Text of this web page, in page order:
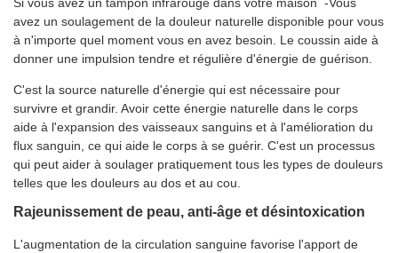
Si vous avez un tampon infrarouge dans votre maison -Vous
avez un soulagement de la douleur naturelle disponible pour vous
à n'importe quel moment vous en avez besoin. Le coussin aide à
donner une impulsion tendre et régulière d'énergie de guérison.
C'est la source naturelle d'énergie qui est nécessaire pour
survivre et grandir. Avoir cette énergie naturelle dans le corps
aide à l'expansion des vaisseaux sanguins et à l'amélioration du
flux sanguin, ce qui aide le corps à se guérir. C'est un processus
qui peut aider à soulager pratiquement tous les types de douleurs
telles que les douleurs au dos et au cou.
Rajeunissement de peau, anti-âge et désintoxication
L'augmentation de la circulation sanguine favorise l'apport de